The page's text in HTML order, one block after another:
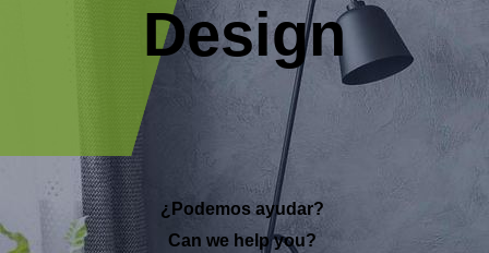
Design
¿Podemos ayudar?
Can we help you?